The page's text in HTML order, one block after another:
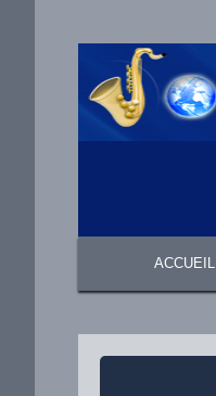
ACCUEIL